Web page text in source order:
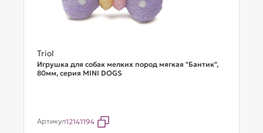
Triol
Игрушка для собак мелких пород мягкая "Бантик",
80мм, серия MINI DOGS
Артикул12141194